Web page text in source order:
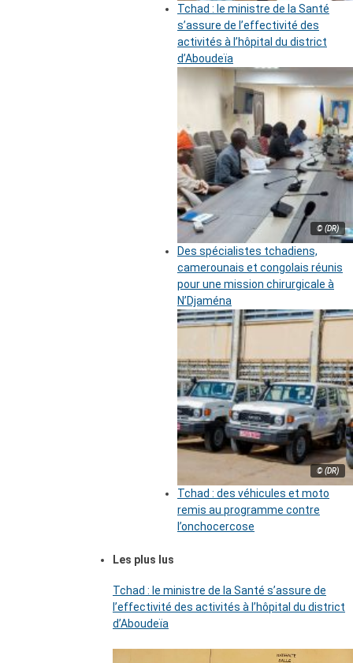
Tchad : le ministre de la Santé
s’assure de l’effectivité des
activités à l’hôpital du district
d’Aboudeïa
© (DR)
Des spécialistes tchadiens,
camerounais et congolais réunis
pour une mission chirurgicale à
N’Djaména
© (DR)
Tchad : des véhicules et moto
remis au programme contre
l’onchocercose
Les plus lus
Tchad : le ministre de la Santé s’assure de
l’effectivité des activités à l’hôpital du district
d’Aboudeïa